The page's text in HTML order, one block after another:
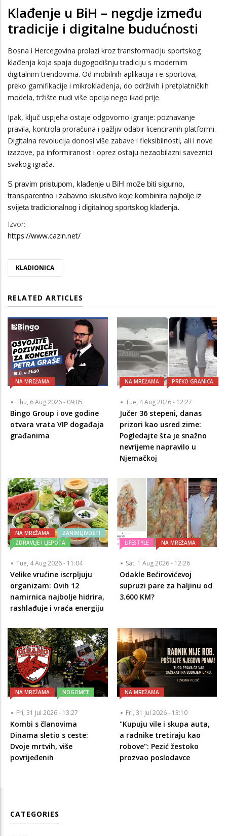
Klađenje u BiH – negdje između
tradicije i digitalne budućnosti
Bosna i Hercegovina prolazi kroz transformaciju sportskog
klađenja koja spaja dugogodišnju tradiciju s modernim
digitalnim trendovima. Od mobilnih aplikacija i e-sportova,
preko gamifikacije i mikroklađenja, do održivih i pretplatničkih
modela, tržište nudi više opcija nego ikad prije.
Ipak, ključ uspjeha ostaje odgovorno igranje: poznavanje
pravila, kontrola proračuna i pažljiv odabir licenciranih platformi.
Digitalna revolucija donosi više zabave i fleksibilnosti, ali i nove
izazove, pa informiranost i oprez ostaju nezaobilazni saveznici
svakog igrača.
S pravim pristupom, klađenje u BiH može biti sigurno,
transparentno i zabavno iskustvo koje kombinira najbolje iz
svijeta tradicionalnog i digitalnog sportskog klađenja.
Izvor:
https://www.cazin.net/
KLADIONICA
RELATED ARTICLES
NA MREŽAMA
Thu, 6 Aug 2026 - 09:05
Bingo Group i ove godine
otvara vrata VIP događaja
građanima
NA MREŽAMA PREKO GRANICA
Tue, 4 Aug 2026 - 12:27
Jučer 36 stepeni, danas
prizori kao usred zime:
Pogledajte šta je snažno
nevrijeme napravilo u
Njemačkoj
NA MREŽAMA
ZANIMLJIVOSTI
ZDRAVLJE I LJEPOTA
Tue, 4 Aug 2026 - 11:04
Velike vrućine iscrpljuju
organizam: Ovih 12
namirnica najbolje hidrira,
rashlađuje i vraća energiju
LIFESTYLE NA MREŽAMA
Sat, 1 Aug 2026 - 12:26
Odakle Bećirovićevoj
supruzi pare za haljinu od
3.600 KM?
NA MREŽAMA NOGOMET
Fri, 31 Jul 2026 - 13:27
Kombi s članovima
Dinama sletio s ceste:
Dvoje mrtvih, više
povrijeđenih
NA MREŽAMA
Fri, 31 Jul 2026 - 13:10
"Kupuju vile i skupa auta,
a radnike tretiraju kao
robove": Pezić žestoko
prozvao poslodavce
CATEGORIES